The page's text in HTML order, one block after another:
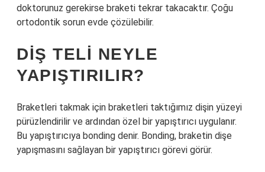
doktorunuz gerekirse braketi tekrar takacaktır. Çoğu
ortodontik sorun evde çözülebilir.
DIŞ TELI NEYLE
YAPIŞTIRILIR?
Braketleri takmak için braketleri taktığımız dişin yüzeyi
pürüzlendirilir ve ardından özel bir yapıştırıcı uygulanır.
Bu yapıştırıcıya bonding denir. Bonding, braketin dişe
yapışmasını sağlayan bir yapıştırıcı görevi görür.